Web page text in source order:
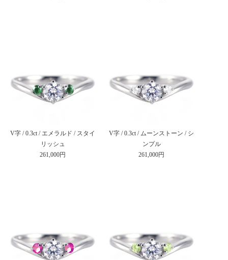
V字 / 0.3ct / エメラルド / スタイ
リッシュ
261,000円
V字 / 0.3ct / ムーンストーン / シ
ンプル
261,000円